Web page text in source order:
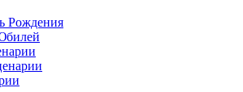
Рождения